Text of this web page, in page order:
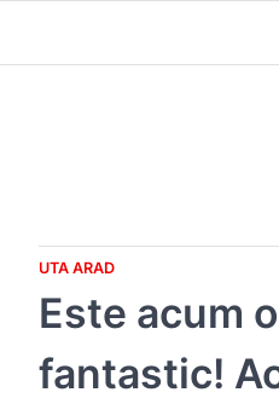
content
UTA ARAD
Este acum
fantastic!